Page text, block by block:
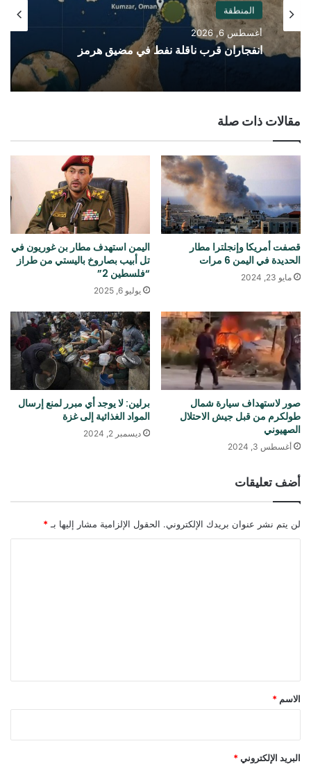
المنطقة
أغسطس 6, 2026
انفجاران قرب ناقلة نفط في مضيق هرمز
مقالات ذات صلة
قصفت أمريكا وإنجلترا مطار
الحديدة في اليمن 6 مرات
مايو 23, 2024
اليمن استهدف مطار بن غوريون في
تل أبيب بصاروخ باليستي من طراز
“فلسطين 2”
يوليو 6, 2025
صور لاستهداف سيارة شمال
طولكرم من قبل جيش الاحتلال
الصهيوني
أغسطس 3, 2024
برلين: لا يوجد أي مبرر لمنع إرسال
المواد الغذائية إلى غزة
ديسمبر 2, 2024
أضف تعليقات
لن يتم نشر عنوان بريدك الإلكتروني. الحقول الإلزامية مشار إليها بـ *
*
الاسم *
البريد الإلكتروني *